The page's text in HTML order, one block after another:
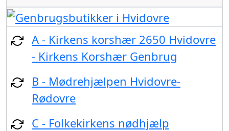
A - Kirkens korshær 2650 Hvidovre
- Kirkens Korshær Genbrug
B - Mødrehjælpen Hvidovre-
Rødovre
C - Folkekirkens nødhjælp